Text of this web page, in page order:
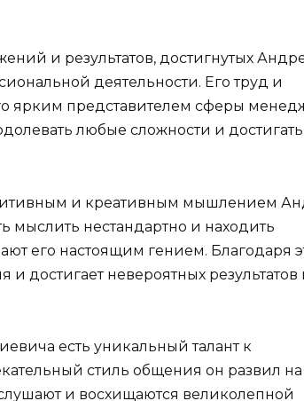
и результатов, достигнутых
деятельности. Его труд и
ярким представителем сферы
любые сложности и достигать
и креативным мышлением
мыслить нестандартно и находить
его настоящим гением. Благодаря
и достигает невероятных результатов
есть уникальный талант к
стиль общения он развил на
и восхищаются великолепной